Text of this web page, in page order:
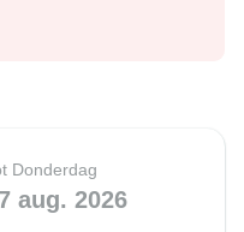
Donderdag
aug. 2026